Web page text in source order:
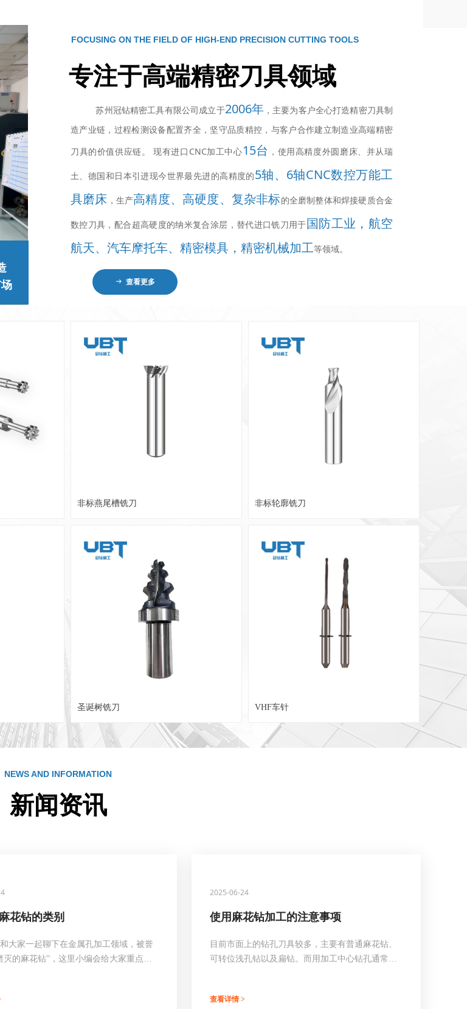
专注于高端精密刀具领域
苏州冠钻精密工具有限公司成立于2006年，主要为客户全心打造精密刀具制
造产业链，过程检测设备配置齐全，坚守品质精控，与客户合作建立制造业高端精密
刀具的价值供应链。 现有进口CNC加工中心15台 ，使用高精度外圆磨床、并从瑞
土、德国和日本引进现今世界最先进的高精度的5轴、6轴CNC数控万能工
具磨床 ，生产高精度、高硬度、复杂非标的全磨制整体和焊接硬质合金
数控刀具，配合超高硬度的纳米复合涂层，替代进口铣刀用于国防工业，航空
航天、汽车摩托车、精密模具，精密机械加工等领域。
ꁹ 查看更多
FOCUSING ON THE FIELD OF HIGH-END PRECISION CUTTING TOOLS
新闻资讯
NEWS AND INFORMATION
花钻的类别
大家一起聊下在金属孔加工领域，被誉
灭的麻花钻”，这里小编会给大家重点介
加工的主力军，也从来没有离开过它的
2025-06-24
使用麻花钻加工的注意事项
目前市面上的钻孔刀具较多，主要有普通麻花钻、
可转位浅孔钻以及扁钻。而用加工中心钻孔通常都
工具的刀柄主要是弹簧夹头刀柄，其具有自动定
查看详情 >
非标燕尾槽铣刀 非标轮廓铣刀
圣诞树铣刀 VHF车针